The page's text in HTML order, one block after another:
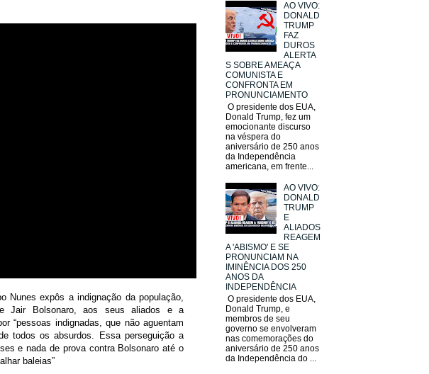
Nunes expôs a indignação da população,
Jair Bolsonaro, aos seus aliados e a
“pessoas indignadas, que não aguentam
todos os absurdos. Essa perseguição a
e nada de prova contra Bolsonaro até o
baleias”
AO VIVO:
DONALD
TRUMP
FAZ
DUROS
ALERTA
S SOBRE AMEAÇA
COMUNISTA E
CONFRONTA EM
PRONUNCIAMENTO
O presidente dos EUA,
Donald Trump, fez um
emocionante discurso
na véspera do
aniversário de 250 anos
da Independência
americana, em frente...
AO VIVO:
DONALD
TRUMP
E
ALIADOS
REAGEM
A 'ABISMO' E SE
PRONUNCIAM NA
IMINÊNCIA DOS 250
ANOS DA
INDEPENDÊNCIA
O presidente dos EUA,
Donald Trump, e
membros de seu
governo se envolveram
nas comemorações do
aniversário de 250 anos
da Independência do ...